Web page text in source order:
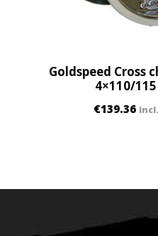
Goldspeed Cross
4×110/
€139.36